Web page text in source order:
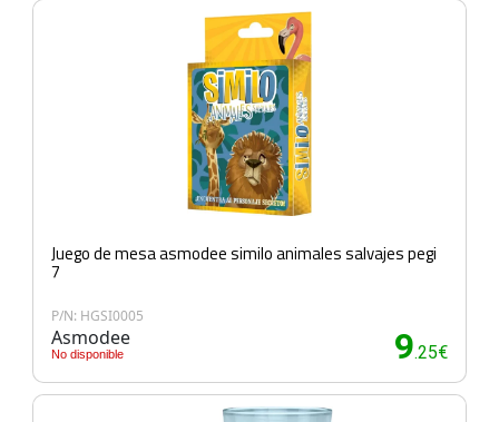
Juego de mesa asmodee similo animales salvajes pegi
7
P/N: HGSI0005
Asmodee
No disponible 9.25€